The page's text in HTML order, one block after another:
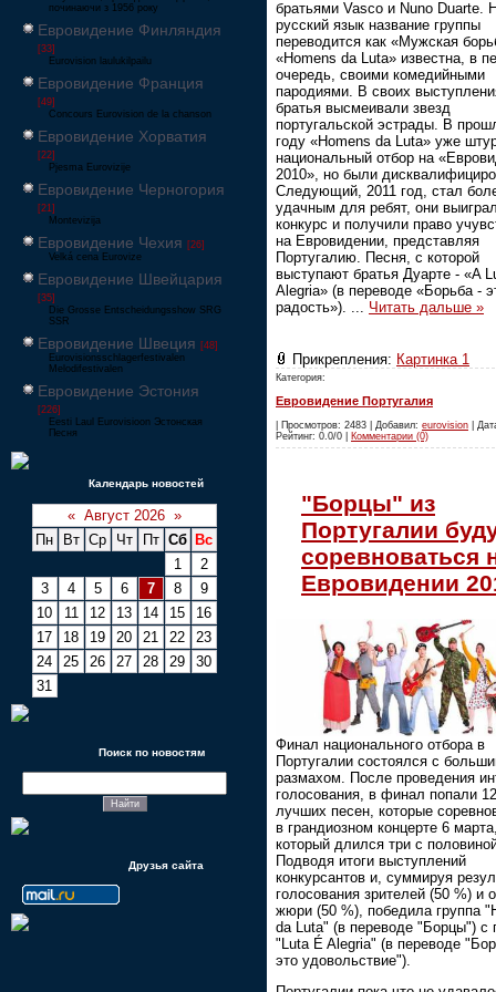
починаючи з 1956 року
Евровидение Финляндия
[33]
Eurovision laulukilpailu
Евровидение Франция
[49]
Concours Eurovision de la chanson
Евровидение Хорватия
[22]
Pjesma Eurovizije
Евровидение Черногория
[21]
Montevizija
Евровидение Чехия [26]
Velká cena Eurovize
Евровидение Швейцария
[35]
Die Grosse Entscheidungsshow SRG
SSR
Евровидение Швеция [48]
Eurovisionsschlagerfestivalen
Melodifestivalen
Евровидение Эстония
[226]
Eesti Laul Eurovisioon Эстонская
Песня
Календарь новостей
« Август 2026 »
Пн
Вт Ср Чт Пт Сб
Вс
1
2
3
4 5 6 7 8
9
10
11 12 13 14 15
16
17
18 19 20 21 22
23
24
25 26 27 28 29
30
31
Поиск по новостям
Друзья сайта
братьями Vasco и Nuno Duarte.
русский язык название группы
переводится как «Мужская
«Homens da Luta» известна, в
очередь, своими комедийными
пародиями. В своих
братья высмеивали звезд
португальской эстрады. В
году «Homens da Luta» уже
национальный отбор на
2010», но были
Следующий, 2011 год, стал
удачным для ребят, они
конкурс и получили право
на Евровидении, представляя
Португалию. Песня, с которой
выступают братья Дуарте - «A
Alegria» (в переводе «Борьба -
радость»). ... Читать дальше »
Прикрепления: Картинка 1
Категория:
Евровидение Португалия
| Просмотров: 2483 | Добавил: eurovision |
Рейтинг: 0.0/0 | Комментарии (0)
"Борцы" из
Португалии
соревноваться
Евровидении
Финал национального отбора в
Португалии состоялся с
размахом. После проведения
голосования, в финал попали
лучших песен, которые
в грандиозном концерте 6
который длился три с
Подводя итоги выступлений
конкурсантов и, суммируя
голосования зрителей (50 %) и
жюри (50 %), победила группа
da Luta" (в переводе "Борцы") с
"Luta É Alegria" (в переводе
это удовольствие").